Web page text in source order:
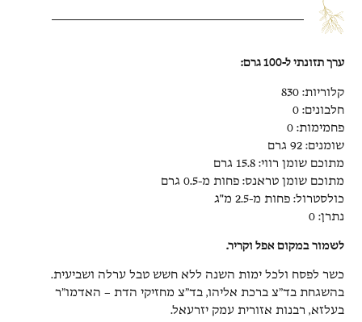
ערך תזונתי ל-100 גרם:
קלוריות: 830
חלבונים: 0
פחמימות: 0
שומנים: 92 גרם
מתוכם שומן רווי: 15.8 גרם
מתוכם שומן טראנס: פחות מ-0.5 גרם
כולסטרול: פחות מ-2.5 מ"ג
נתרן: 0
לשמור במקום אפל וקריר.
כשר לפסח ולכל ימות השנה ללא חשש טבל ערלה ושביעית.
בהשגחת בד״צ ברכת אליהו, בד״צ מחזיקי הדת – האדמו״ר
בעלזא, רבנות אזורית עמק יזרעאל.